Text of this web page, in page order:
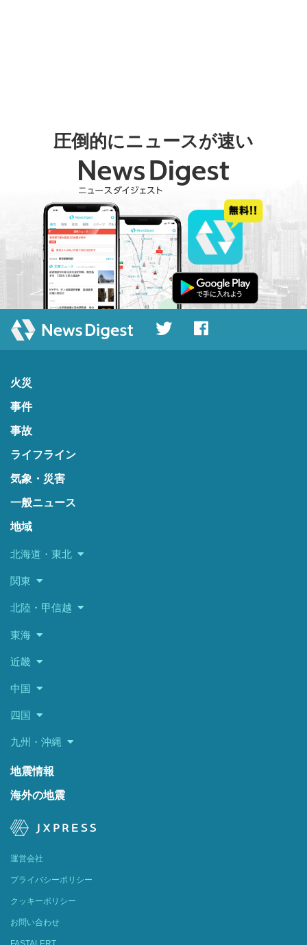
圧倒的にニュースが速い
火災
事件
事故
ライフライン
気象・災害
一般ニュース
地域
北海道・東北
関東
北陸・甲信越
東海
近畿
中国
四国
九州・沖縄
地震情報
海外の地震
運営会社
プライバシーポリシー
クッキーポリシー
お問い合わせ